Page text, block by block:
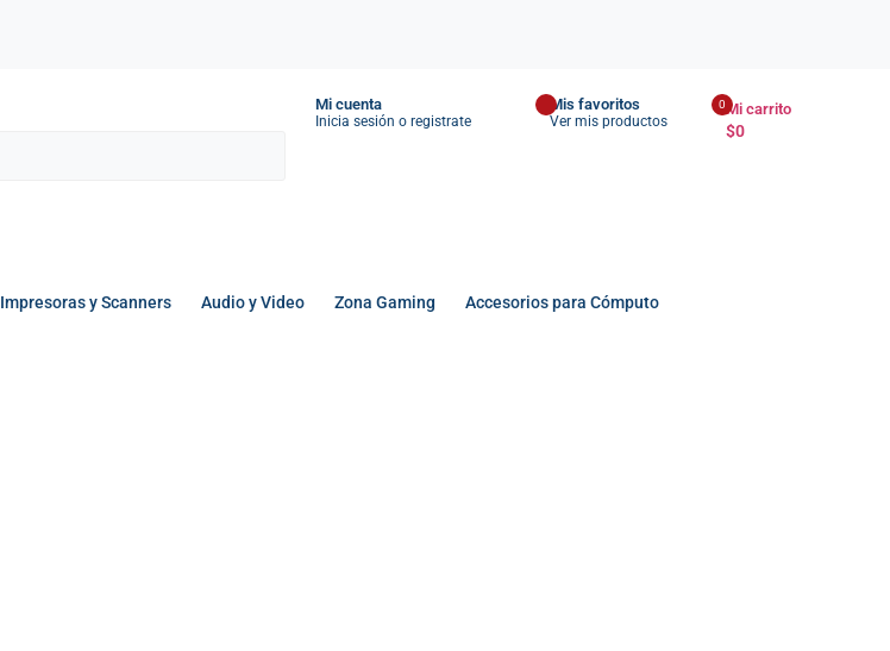
Mi cuenta
Inicia sesión o registrate
Mis favoritos
Ver mis productos
0Mi carrito
$0
Impresoras y Scanners Audio y Video Zona Gaming Accesorios para Cómputo